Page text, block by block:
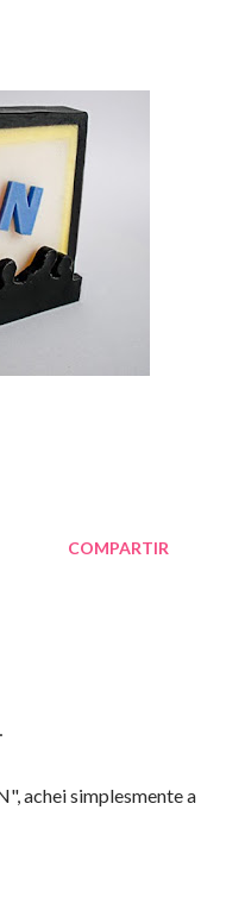
COMPARTIR
achei simplesmente a